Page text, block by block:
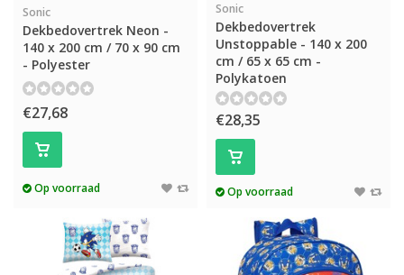
Sonic
Dekbedovertrek Neon -
140 x 200 cm / 70 x 90 cm
- Polyester
€27,68
Op voorraad
Sonic
Dekbedovertrek
Unstoppable - 140 x 200
cm / 65 x 65 cm -
Polykatoen
€28,35
Op voorraad